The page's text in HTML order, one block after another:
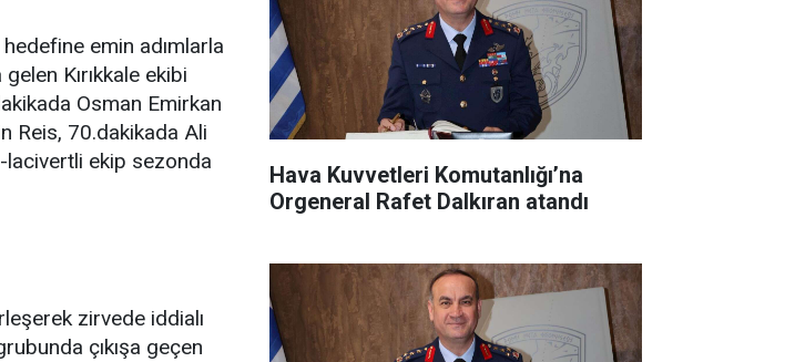
emin adımlarla
Kırıkkale ekibi
Osman Emirkan
Reis, 70.dakikada Ali
lacivertli ekip sezonda
zirvede iddialı
çıkışa geçen
Hava Kuvvetleri Komutanlığı’na
Orgeneral Rafet Dalkıran atandı